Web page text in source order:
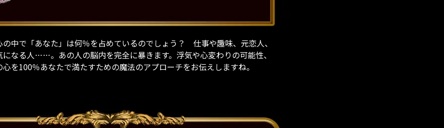
中で「あなた」は何％を占めているのでしょう？ 仕事や趣味、元恋人、
なる人……。あの人の脳内を完全に暴きます。浮気や心変わりの可能性、
を100％あなたで満たすための魔法のアプローチをお伝えしますね。